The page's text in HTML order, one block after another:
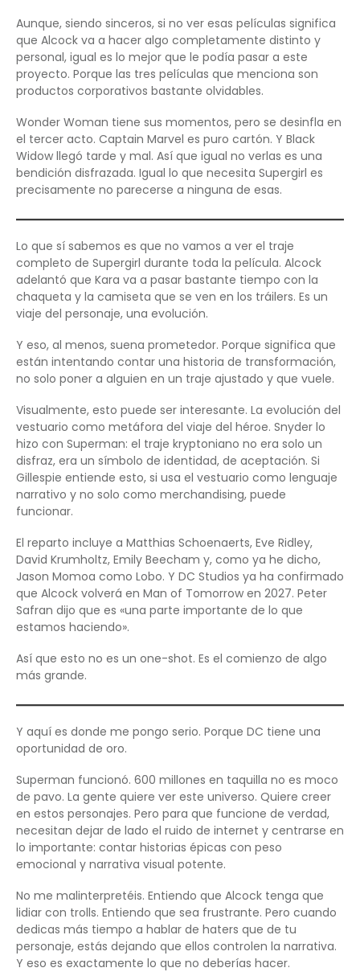
Aunque, siendo sinceros, si no ver esas películas significa
que Alcock va a hacer algo completamente distinto y
personal, igual es lo mejor que le podía pasar a este
proyecto. Porque las tres películas que menciona son
productos corporativos bastante olvidables.
Wonder Woman tiene sus momentos, pero se desinfla en
el tercer acto. Captain Marvel es puro cartón. Y Black
Widow llegó tarde y mal. Así que igual no verlas es una
bendición disfrazada. Igual lo que necesita Supergirl es
precisamente no parecerse a ninguna de esas.
Lo que sí sabemos es que no vamos a ver el traje
completo de Supergirl durante toda la película. Alcock
adelantó que Kara va a pasar bastante tiempo con la
chaqueta y la camiseta que se ven en los tráilers. Es un
viaje del personaje, una evolución.
Y eso, al menos, suena prometedor. Porque significa que
están intentando contar una historia de transformación,
no solo poner a alguien en un traje ajustado y que vuele.
Visualmente, esto puede ser interesante. La evolución del
vestuario como metáfora del viaje del héroe. Snyder lo
hizo con Superman: el traje kryptoniano no era solo un
disfraz, era un símbolo de identidad, de aceptación. Si
Gillespie entiende esto, si usa el vestuario como lenguaje
narrativo y no solo como merchandising, puede
funcionar.
El reparto incluye a Matthias Schoenaerts, Eve Ridley,
David Krumholtz, Emily Beecham y, como ya he dicho,
Jason Momoa como Lobo. Y DC Studios ya ha confirmado
que Alcock volverá en Man of Tomorrow en 2027. Peter
Safran dijo que es «una parte importante de lo que
estamos haciendo».
Así que esto no es un one-shot. Es el comienzo de algo
más grande.
Y aquí es donde me pongo serio. Porque DC tiene una
oportunidad de oro.
Superman funcionó. 600 millones en taquilla no es moco
de pavo. La gente quiere ver este universo. Quiere creer
en estos personajes. Pero para que funcione de verdad,
necesitan dejar de lado el ruido de internet y centrarse en
lo importante: contar historias épicas con peso
emocional y narrativa visual potente.
No me malinterpretéis. Entiendo que Alcock tenga que
lidiar con trolls. Entiendo que sea frustrante. Pero cuando
dedicas más tiempo a hablar de haters que de tu
personaje, estás dejando que ellos controlen la narrativa.
Y eso es exactamente lo que no deberías hacer.